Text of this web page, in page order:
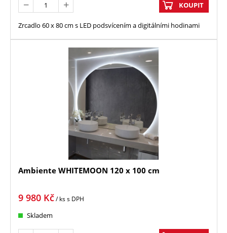
KOUPIT
Zrcadlo 60 x 80 cm s LED podsvícením a digitálními hodinami
Ambiente WHITEMOON 120 x 100 cm
9 980 Kč/ kss DPH
Skladem